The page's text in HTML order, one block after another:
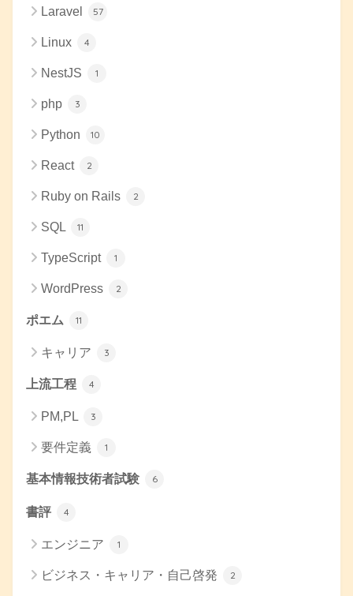
Laravel 57
Linux 4
NestJS 1
php 3
Python 10
React 2
Ruby on Rails 2
SQL 11
TypeScript 1
WordPress 2
ポエム 11
キャリア 3
上流工程 4
PM,PL 3
要件定義 1
基本情報技術者試験 6
書評 4
エンジニア 1
ビジネス・キャリア・自己啓発 2